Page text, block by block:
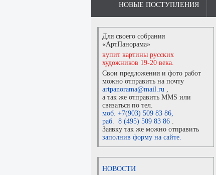
НОВЫЕ ПОСТУПЛЕНИЯ
Для своего собрания
«АртПанорама»
купит картины русских
художников 19-20 века.
Свои предложения и фото работ
можно отправить на почту
artpanorama@mail.ru ,
а так же отправить MMS или
связаться по тел.
моб. +7(903) 509 83 86,
раб. 8 (495) 509 83 86 .
Заявку так же можно отправить
заполнив форму на сайте.
НОВОСТИ